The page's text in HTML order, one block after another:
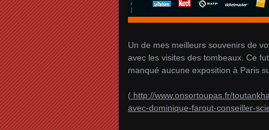
Un de mes meilleurs souvenirs de
avec les visites des tombeaux. Ce
manqué aucune exposition à Paris
( http://www.onsortoupas.fr/
avec-dominique-farout-conseiller-